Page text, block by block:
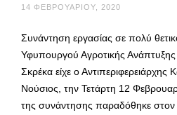
14 ΦΕΒΡΟΥΑΡΊΟΥ, 2020
Συνάντηση εργασίας σε πολύ
Υφυπουργού Αγροτικής
Σκρέκα είχε ο Αντιπεριφερειάρχης
Νούσιος, την Τετάρτη 12
της συνάντησης παραδόθηκε